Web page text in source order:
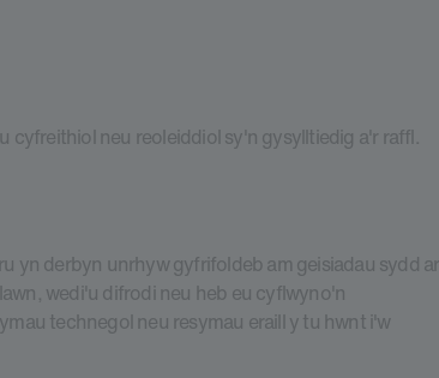
cyfreithiol neu reoleiddiol sy'n gysylltiedig a'r raffl.
yn derbyn unrhyw gyfrifoldeb am geisiadau sydd ar
wedi'u difrodi neu heb eu cyflwyno'n
technegol neu resymau eraill y tu hwnt i'w